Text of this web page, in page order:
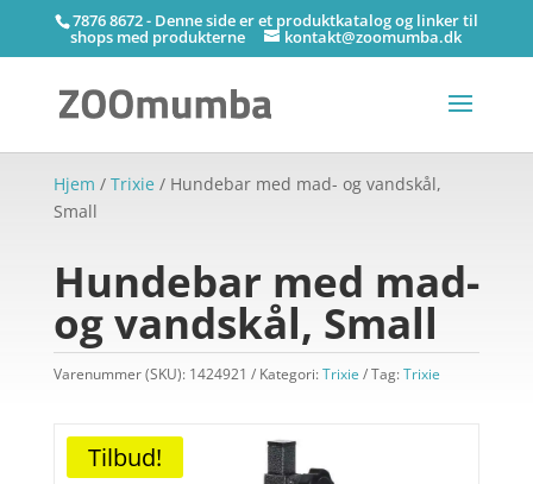
7876 8672 - Denne side er et produktkatalog og linker til
shops med produkterne kontakt@zoomumba.dk
Hjem / Trixie / Hundebar med mad- og vandskål,
Small
Hundebar med mad-
og vandskål, Small
Varenummer (SKU): 1424921 Kategori:Trixie Tag:Trixie
Tilbud!